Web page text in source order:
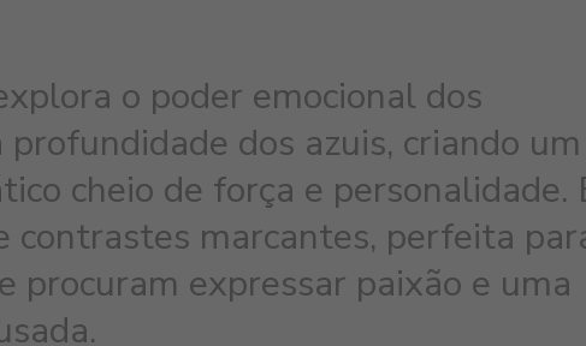
o poder emocional dos
dos azuis, criando um
cheio de força e personalidade.
contrastes marcantes, perfeita
procuram expressar paixão e uma